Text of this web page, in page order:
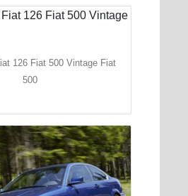
126 Fiat 500 Vintage Fiat
500